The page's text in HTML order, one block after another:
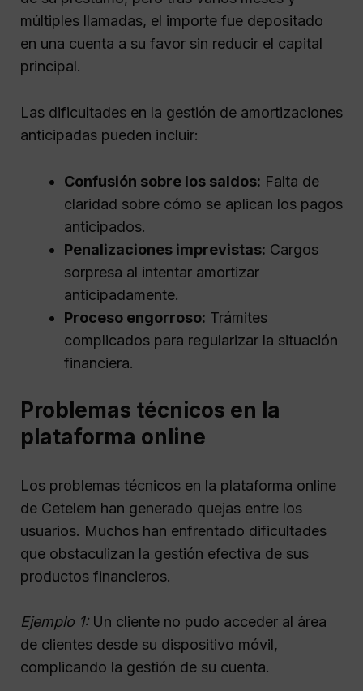
múltiples llamadas, el importe fue depositado
en una cuenta a su favor sin reducir el capital
principal.
Las dificultades en la gestión de amortizaciones
anticipadas pueden incluir:
Confusión sobre los saldos: Falta de
claridad sobre cómo se aplican los pagos
anticipados.
Penalizaciones imprevistas: Cargos
sorpresa al intentar amortizar
anticipadamente.
Proceso engorroso: Trámites
complicados para regularizar la situación
financiera.
Problemas técnicos en la
plataforma online
Los problemas técnicos en la plataforma online
de Cetelem han generado quejas entre los
usuarios. Muchos han enfrentado dificultades
que obstaculizan la gestión efectiva de sus
productos financieros.
Ejemplo 1:Un cliente no pudo acceder al área
de clientes desde su dispositivo móvil,
complicando la gestión de su cuenta.